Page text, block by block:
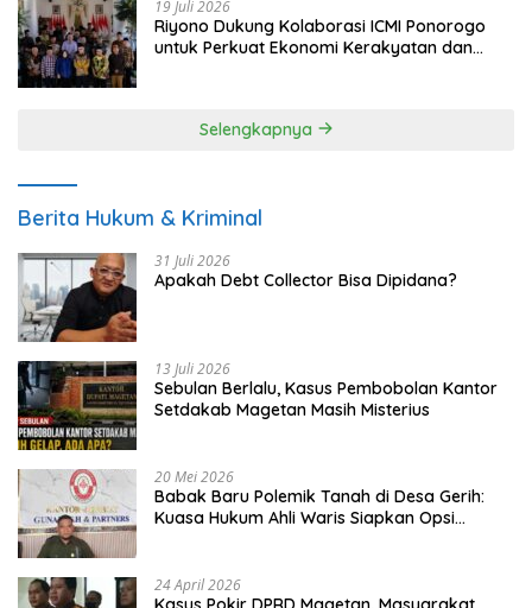
19 Juli 2026
Riyono Dukung Kolaborasi ICMI Ponorogo
untuk Perkuat Ekonomi Kerakyatan dan
Selengkapnya
Berita Hukum & Kriminal
31 Juli 2026
Apakah Debt Collector Bisa Dipidana?
13 Juli 2026
Sebulan Berlalu, Kasus Pembobolan Kantor
Setdakab Magetan Masih Misterius
20 Mei 2026
Babak Baru Polemik Tanah di Desa Gerih:
Kuasa Hukum Ahli Waris Siapkan Opsi
24 April 2026